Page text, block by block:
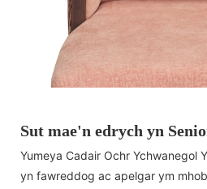
Sut mae'n edrych yn
Yumeya Cadair Ochr Ychwanegol
yn fawreddog ac apelgar ym